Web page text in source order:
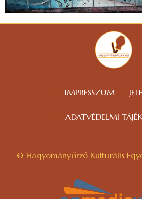
IMPRESSZUM
ADATVÉDELMI
© Hagyományőrző Kulturális